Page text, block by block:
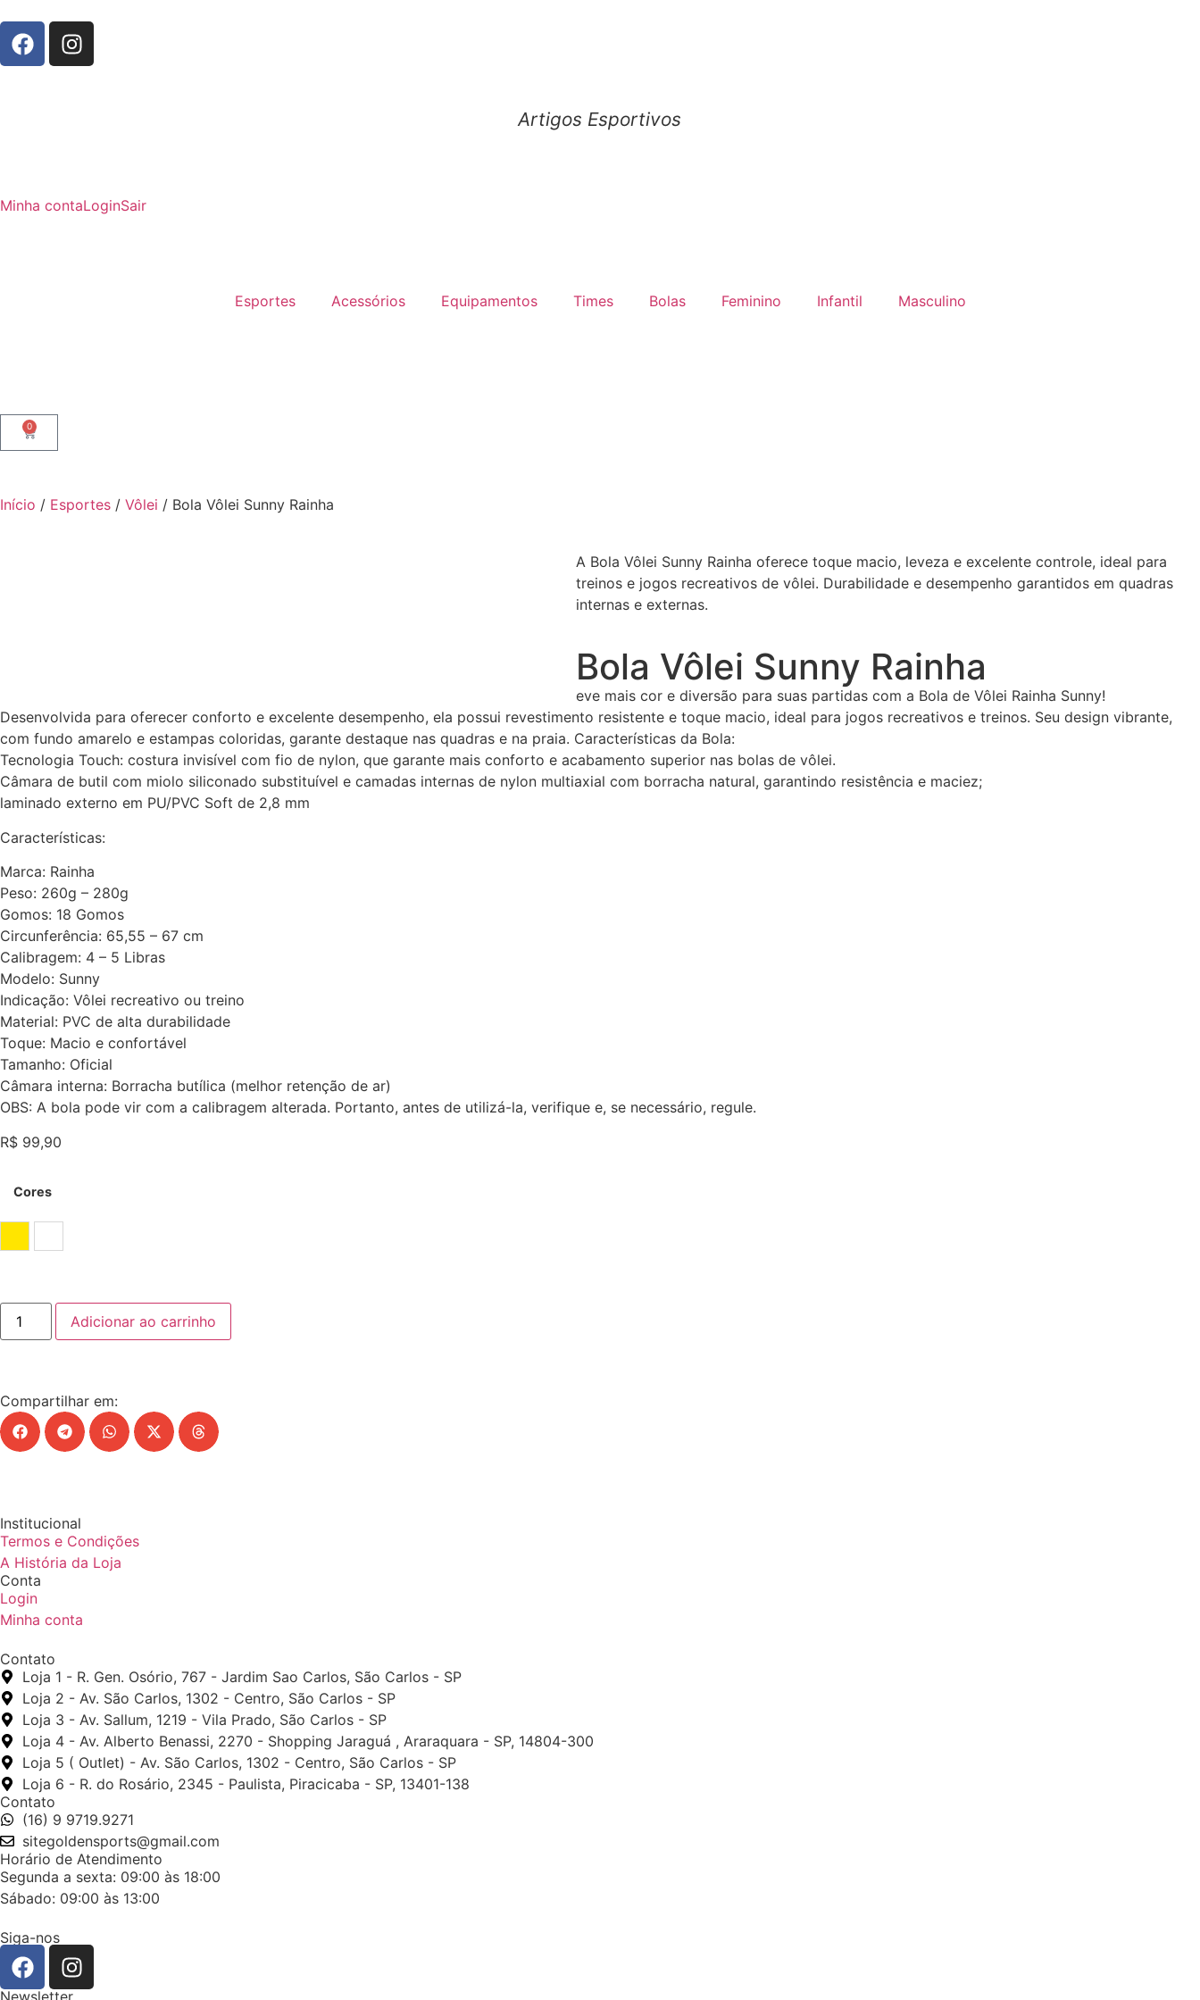
Artigos Esportivos
Minha contaLoginSair
Esportes Acessórios Equipamentos Times Bolas Feminino Infantil Masculino
0
Início / Esportes / Vôlei / Bola Vôlei Sunny Rainha
A Bola Vôlei Sunny Rainha oferece toque macio, leveza e excelente controle, ideal para
treinos e jogos recreativos de vôlei. Durabilidade e desempenho garantidos em quadras
internas e externas.
Bola Vôlei Sunny Rainha
eve mais cor e diversão para suas partidas com a Bola de Vôlei Rainha Sunny!
Desenvolvida para oferecer conforto e excelente desempenho, ela possui revestimento resistente e toque macio, ideal para jogos recreativos e treinos. Seu design vibrante,
com fundo amarelo e estampas coloridas, garante destaque nas quadras e na praia. Características da Bola:
Tecnologia Touch: costura invisível com fio de nylon, que garante mais conforto e acabamento superior nas bolas de vôlei.
Câmara de butil com miolo siliconado substituível e camadas internas de nylon multiaxial com borracha natural, garantindo resistência e maciez;
laminado externo em PU/PVC Soft de 2,8 mm
Características:
Marca: Rainha
Peso: 260g – 280g
Gomos: 18 Gomos
Circunferência: 65,55 – 67 cm
Calibragem: 4 – 5 Libras
Modelo: Sunny
Indicação: Vôlei recreativo ou treino
Material: PVC de alta durabilidade
Toque: Macio e confortável
Tamanho: Oficial
Câmara interna: Borracha butílica (melhor retenção de ar)
OBS: A bola pode vir com a calibragem alterada. Portanto, antes de utilizá-la, verifique e, se necessário, regule.
R$ 99,90
Cores
AmareloBranco
Adicionar ao carrinho
Compartilhar em:
Institucional
Termos e Condições
A História da Loja
Conta
Login
Minha conta
Contato
Loja 1 - R. Gen. Osório, 767 - Jardim Sao Carlos, São Carlos - SP
Loja 2 - Av. São Carlos, 1302 - Centro, São Carlos - SP
Loja 3 - Av. Sallum, 1219 - Vila Prado, São Carlos - SP
Loja 4 - Av. Alberto Benassi, 2270 - Shopping Jaraguá , Araraquara - SP, 14804-300
Loja 5 ( Outlet) - Av. São Carlos, 1302 - Centro, São Carlos - SP
Loja 6 - R. do Rosário, 2345 - Paulista, Piracicaba - SP, 13401-138
Contato
(16) 9 9719.9271
sitegoldensports@gmail.com
Horário de Atendimento
Segunda a sexta: 09:00 às 18:00
Sábado: 09:00 às 13:00
Siga-nos